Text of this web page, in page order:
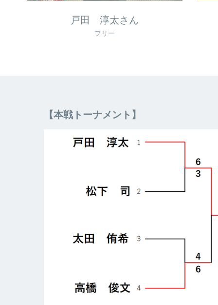
戸田 淳太さん
フリー
【本戦トーナメント】